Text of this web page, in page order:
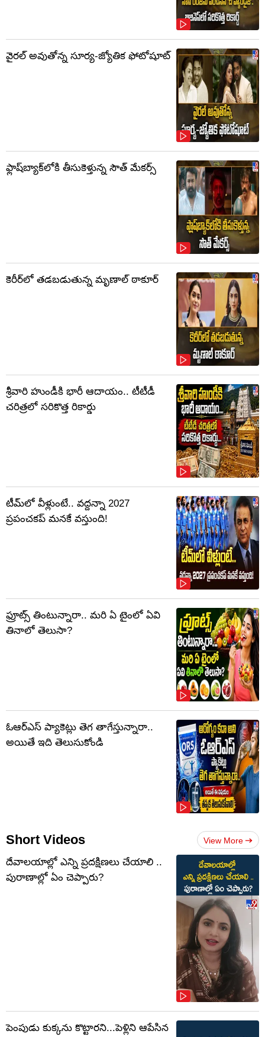
వైరల్ అవుతోన్న సూర్య-జ్యోతిక ఫోటోషూట్
ఫ్లాష్‌బ్యాక్‌లోకి తీసుకెళ్తున్న సౌత్‌ మేకర్స్‌
కెరీర్‌లో తడబడుతున్న మృణాల్ ఠాకూర్
శ్రీవారి హుండీకి భారీ ఆదాయం.. టీటీడీ
చరిత్రలో సరికొత్త రికార్డు
టీమ్‌లో వీళ్లుంటే.. వద్దన్నా 2027
ప్రపంచకప్‌ మనకే వస్తుంది!
ఫ్రూట్స్‌ తింటున్నారా.. మరి ఏ టైంలో ఏవి
తినాలో తెలుసా?
ఓఆర్‌ఎస్‌ ప్యాకెట్లు తెగ తాగేస్తున్నారా..
అయితే ఇది తెలుసుకోండి
Short Videos View More
దేవాలయాల్లో ఎన్ని ప్రదక్షిణలు చేయాలి ..
పురాణాల్లో ఏం చెప్పారు?
పెంపుడు కుక్కను కొట్టారని...పెళ్లిని ఆపేసిన